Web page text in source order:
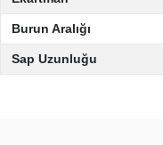
Burun Aralığı
Sap Uzunluğu